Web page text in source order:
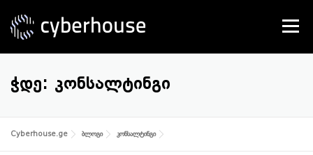
content
Menu
SERVICES ABOUT US
ᲭᲓᲔ: ᲙᲝᲜᲡᲐᲚᲢᲘᲜᲒᲘ
Cyberhouse.ge ბლოგი კონსალტინგი